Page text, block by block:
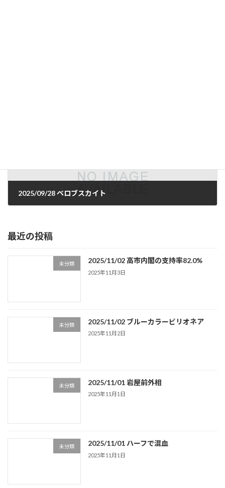
2025/09/28 ペロブスカイト
最近の投稿
未分類 2025/11/02 高市内閣の支持率82.0%
2025年11月3日
未分類 2025/11/02 ブルーカラービリオネア
2025年11月2日
未分類 2025/11/01 岩屋前外相
2025年11月1日
未分類 2025/11/01 ハーフで混血
2025年11月1日